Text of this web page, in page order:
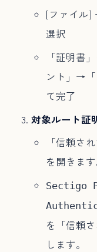
[ファイル]
選択
「証明書
ント」→「
て完了
対象ルート証
「信頼さ
を開きます
Sectigo
を「信頼
します。